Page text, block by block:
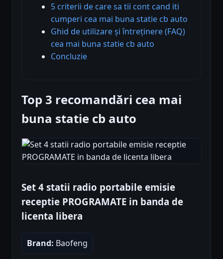
5 criterii de care sa tii cont cand iti
cumperi cea mai buna statie cb auto
Ghid de utilizare și întreținere (FAQ)
cea mai buna statie cb auto
Concluzie
Top 3 recomandări cea mai
buna statie cb auto
Set 4 statii radio portabile emisie
receptie PROGRAMATE in banda de
licenta libera
Brand: Baofeng